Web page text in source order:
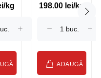
kg 198.00 lei/kg
ADAUGĂ